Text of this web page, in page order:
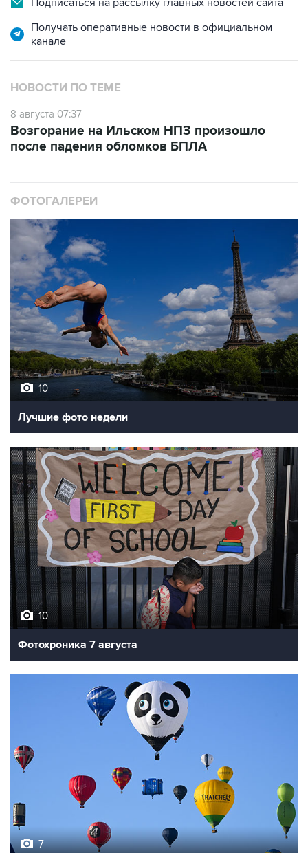
НОВОСТИ ПО ТЕМЕ
8 августа 07:37
после падения обломков БПЛА
10
Лучшие фото недели
10
Фотохроника 7 августа
Фестиваль воздухоплавания в Бристоле